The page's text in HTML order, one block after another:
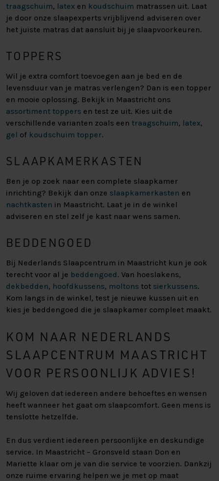
traagschuim, latex en koudschuim matrassen uit. Laat
je door onze slaapexperts vrijblijvend adviseren over
het juiste matras dat aansluit bij je slaapvoorkeuren.
TOPPERS
Wil je extra comfort toevoegen aan je bed en de
levensduur van je matras verlengen? Dan is een topper
en mooie oplossing. Bekijk in Maastricht ons
assortiment toppers en test ze uit. Kies uit de
verschillende varianten zoals een traagschuim, latex,
gel of koudschuim topper.
SLAAPKAMERKASTEN
Ben je op zoek naar een complete slaapkamer
inrichting? Bekijk dan onze slaapkamerkasten en
nachtkasten in Maastricht. Laat je in de winkel
adviseren en stel zelf je kast naar wens samen.
BEDDENGOED
Bij Nederlands Slaapcentrum in Maastricht kun je ook
terecht voor al je beddengoed. Van hoeslakens,
dekbedden, hoofdkussens, moltons tot sierkussens.
Kom langs in de winkel, test je nieuwe kussen uit en
kies je beddengoed die je slaapkamer compleet maakt.
KOM NAAR NEDERLANDS
SLAAPCENTRUM MAASTRICHT
VOOR PERSOONLIJK ADVIES!
Wij geloven dat iedereen andere behoeftes en wensen
heeft wanneer het gaat om slaapcomfort. Geen mens is
tenslotte hetzelfde.
En dus verdient iedereen persoonlijke en deskundige
service. In Maastricht – Gronsveld staan Don en
Mariette klaar om je van die service te voorzien. Dankzij
onze ruime ervaring helpen we je met op maat